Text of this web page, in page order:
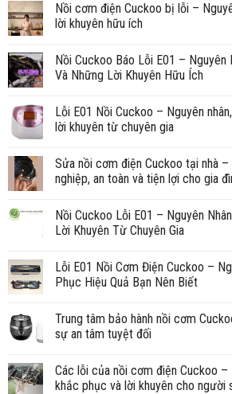
Nồi cơm điện Cuckoo bị lỗi –
lời khuyên hữu ích
Nồi Cuckoo Báo Lỗi E01 – Nguyên
Và Những Lời Khuyên Hữu Ích
Lỗi E01 Nồi Cuckoo – Nguyên
lời khuyên từ chuyên gia
Sửa nồi cơm điện Cuckoo tại nhà
nghiệp, an toàn và tiện lợi cho gia
Nồi Cuckoo Lỗi E01 – Nguyên
Lời Khuyên Từ Chuyên Gia
Lỗi E01 Nồi Cơm Điện Cuckoo –
Phục Hiệu Quả Bạn Nên Biết
Trung tâm bảo hành nồi cơm
sự an tâm tuyệt đối
Các lỗi của nồi cơm điện Cuckoo –
khắc phục và lời khuyên cho người